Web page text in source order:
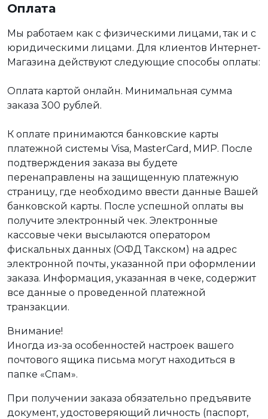
Оплата
Мы работаем как с физическими лицами, так и с
юридическими лицами. Для клиентов Интернет-
Магазина действуют следующие способы оплаты:
Оплата картой онлайн. Минимальная сумма
заказа 300 рублей.
К оплате принимаются банковские карты
платежной системы Visa, MasterCard, МИР. После
подтверждения заказа вы будете
перенаправлены на защищенную платежную
страницу, где необходимо ввести данные Вашей
банковской карты. После успешной оплаты вы
получите электронный чек. Электронные
кассовые чеки высылаются оператором
фискальных данных (ОФД Такском) на адрес
электронной почты, указанной при оформлении
заказа. Информация, указанная в чеке, содержит
все данные о проведенной платежной
транзакции.
Внимание!
Иногда из-за особенностей настроек вашего
почтового ящика письма могут находиться в
папке «Спам».
При получении заказа обязательно предъявите
документ, удостоверяющий личность (паспорт,